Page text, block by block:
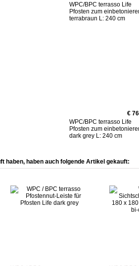
WPC/BPC terrasso Life
Pfosten zum
terrabraun L: 240 cm
€
WPC/BPC terrasso Life
Pfosten zum
dark grey L: 240 cm
haben, haben auch folgende Artikel gekauft: